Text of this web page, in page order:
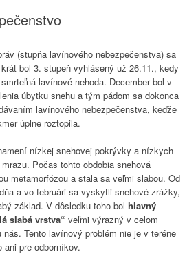
(stupňa lavínového nebezpečenstva) sa
bol 3. stupeň vyhlásený už 26.11., kedy
lavínové nehoda. December bol v
úbytku snehu a tým pádom sa dokonca
lavínového nebezpečenstva, keďže
úplne roztopila.
nízkej snehovej pokrývky a nízkych
Počas tohto obdobia snehová
metamorfózou a stala sa veľmi slabou. Od
a vo februári sa vyskytli snehové zrážky,
základ. V dôsledku toho bol hlavný
slabá vrstva“ veľmi výrazný v celom
Tento lavínový problém nie je v teréne
ani pre odborníkov.